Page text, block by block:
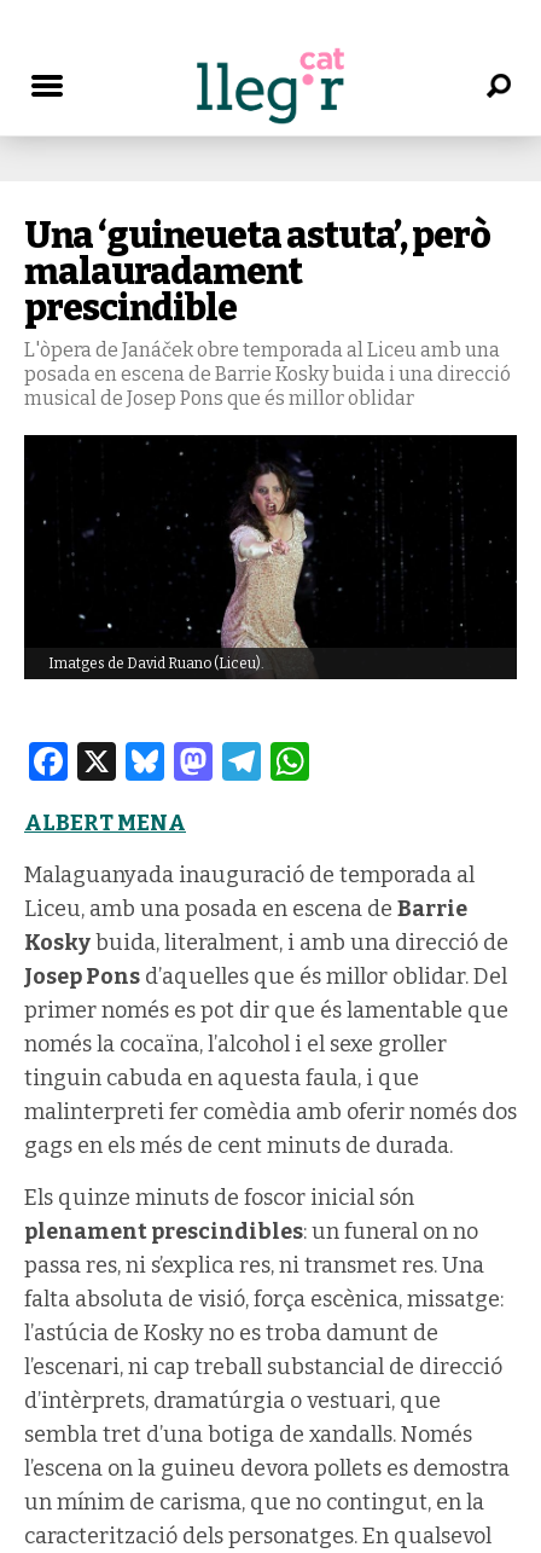
Una ‘guineueta astuta’, però
malauradament
prescindible
L'òpera de Janáček obre temporada al Liceu amb una
posada en escena de Barrie Kosky buida i una direcció
musical de Josep Pons que és millor oblidar
Imatges de David Ruano (Liceu).
Facebook
X Bluesky
Mastodon
Telegram
ALBERT MENA
Malaguanyada inauguració de temporada al
Liceu, amb una posada en escena de Barrie
Koskybuida, literalment, i amb una direcció de
Josep Pons d’aquelles que és millor oblidar. Del
primer només es pot dir que és lamentable que
només la cocaïna, l’alcohol i el sexe groller
tinguin cabuda en aquesta faula, i que
malinterpreti fer comèdia amb oferir només dos
gags en els més de cent minuts de durada.
Els quinze minuts de foscor inicial són
plenament prescindibles: un funeral on no
passa res, ni s’explica res, ni transmet res. Una
falta absoluta de visió, força escènica, missatge:
l’astúcia de Kosky no es troba damunt de
l’escenari, ni cap treball substancial de direcció
d’intèrprets, dramatúrgia o vestuari, que
sembla tret d’una botiga de xandalls. Només
l’escena on la guineu devora pollets es demostra
un mínim de carisma, que no contingut, en la
caracterització dels personatges. En qualsevol